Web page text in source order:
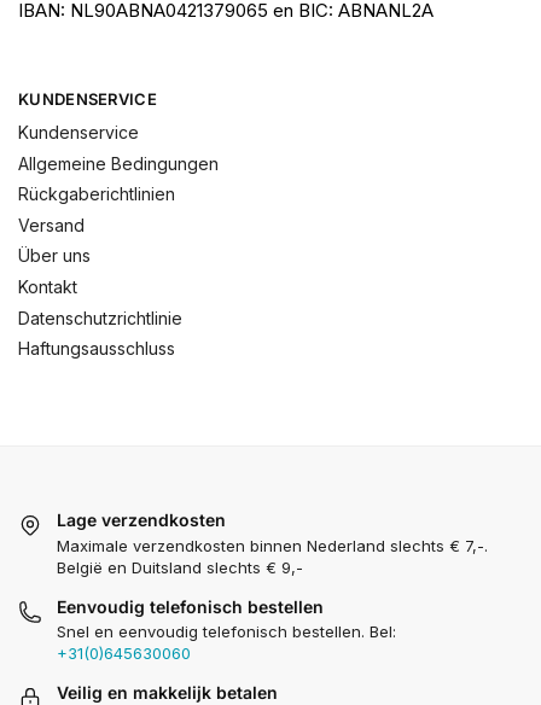
IBAN: NL90ABNA0421379065 en BIC: ABNANL2A
KUNDENSERVICE
Kundenservice
Allgemeine Bedingungen
Rückgaberichtlinien
Versand
Über uns
Kontakt
Datenschutzrichtlinie
Haftungsausschluss
Lage verzendkosten
Maximale verzendkosten binnen Nederland slechts € 7,-.
België en Duitsland slechts € 9,-
Eenvoudig telefonisch bestellen
Snel en eenvoudig telefonisch bestellen. Bel:
+31(0)645630060
Veilig en makkelijk betalen